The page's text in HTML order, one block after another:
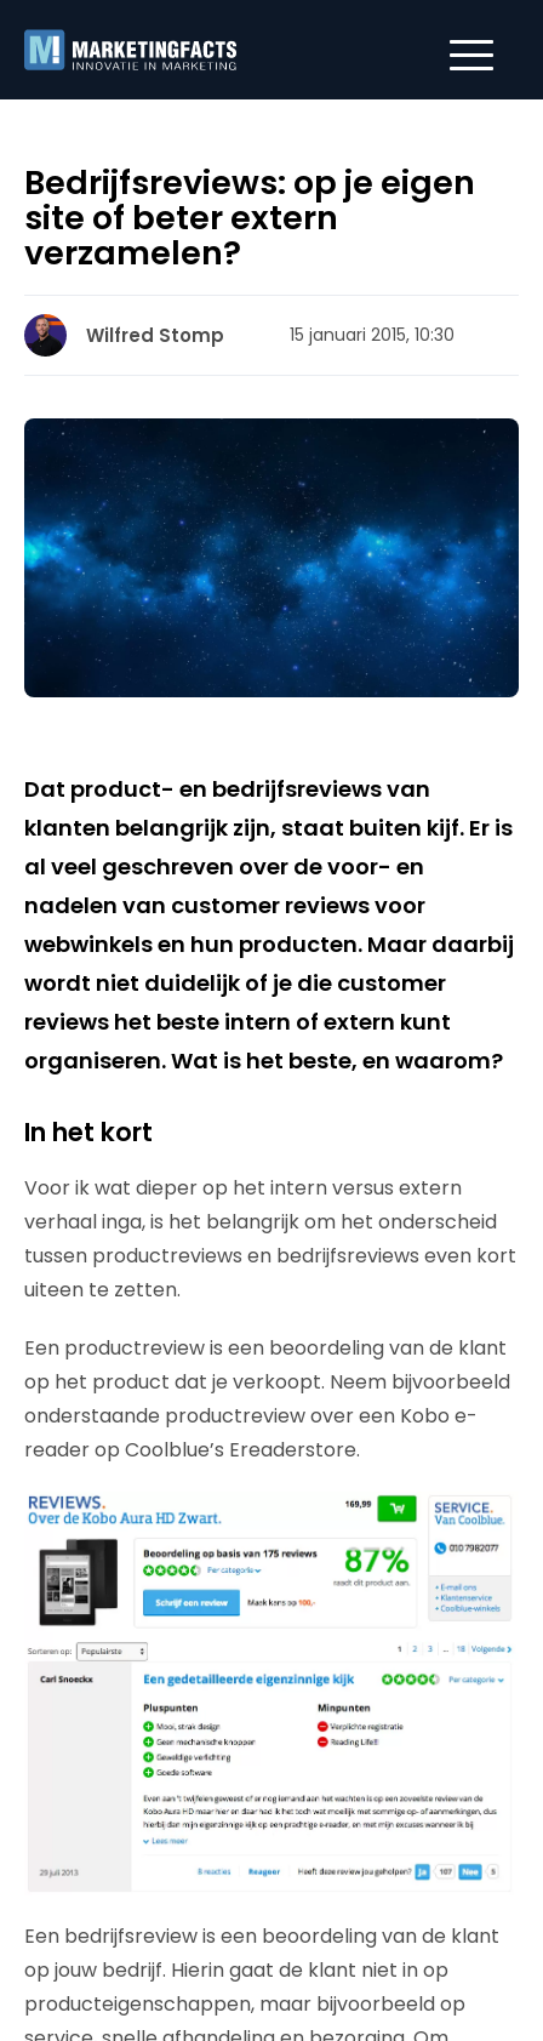
Bedrijfsreviews: op je eigen
site of beter extern
verzamelen?
Wilfred Stomp 15 januari 2015, 10:30
Dat product- en bedrijfsreviews van
klanten belangrijk zijn, staat buiten kijf. Er is
al veel geschreven over de voor- en
nadelen van customer reviews voor
webwinkels en hun producten. Maar daarbij
wordt niet duidelijk of je die customer
reviews het beste intern of extern kunt
organiseren. Wat is het beste, en waarom?
In het kort
Voor ik wat dieper op het intern versus extern
verhaal inga, is het belangrijk om het onderscheid
tussen productreviews en bedrijfsreviews even kort
uiteen te zetten.
Een productreview is een beoordeling van de klant
op het product dat je verkoopt. Neem bijvoorbeeld
onderstaande productreview over een Kobo e-
reader op Coolblue’s Ereaderstore.
Een bedrijfsreview is een beoordeling van de klant
op jouw bedrijf. Hierin gaat de klant niet in op
producteigenschappen, maar bijvoorbeeld op